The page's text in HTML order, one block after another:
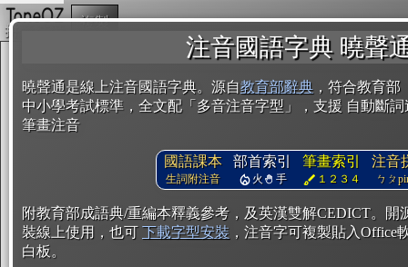
注音國語字典 曉聲
曉聲通是線上注音國語字典。源自教育部辭典 ，符合教育
中小學考試標準，全文配「多音注音字型」，支援 自動斷
筆畫注音
國語課本
生詞附注音
部首索引
火 手
筆畫索引
１２３４
注音
ㄅㄆ
附教育部成語典/重編本釋義參考，及英漢雙解CEDICT。開
裝線上使用，也可 下載字型安裝 ，注音字可複製貼入Office
白板。
複製